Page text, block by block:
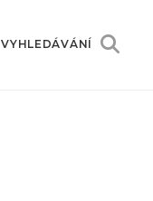
VYHLEDÁVÁNÍ